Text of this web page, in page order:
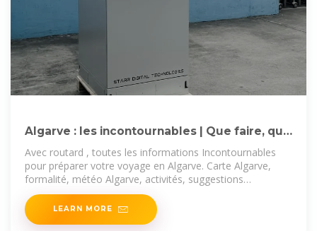
Algarve : les incontournables | Que faire, que
voir, que visiter
Avec routard , toutes les informations Incontournables
pour préparer votre voyage en Algarve. Carte Algarve,
formalité, météo Algarve, activités, suggestions
d''itinéraire,
LEARN MORE